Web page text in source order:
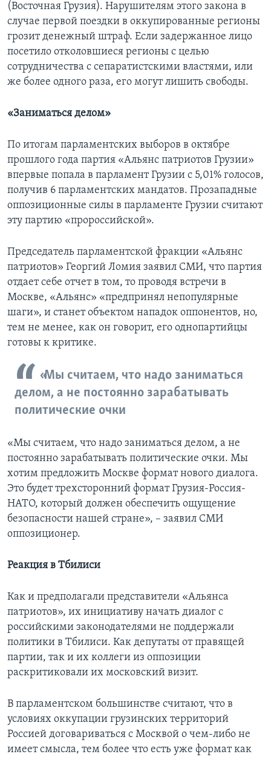
(Восточная Грузия). Нарушителям этого закона в
случае первой поездки в оккупированные регионы
грозит денежный штраф. Если задержанное лицо
посетило отколовшиеся регионы с целью
сотрудничества с сепаратистскими властями, или
же более одного раза, его могут лишить свободы.
«Заниматься делом»
По итогам парламентских выборов в октябре
прошлого года партия «Альянс патриотов Грузии»
впервые попала в парламент Грузии с 5,01% голосов,
получив 6 парламентских мандатов. Прозападные
оппозиционные силы в парламенте Грузии считают
эту партию «пророссийской».
П­­­редседатель парламентской фракции «Альянс
патриотов» Георгий Ломия заявил СМИ, что партия
отдает себе отчет в том, то проводя встречи в
Москве, «Альянс» «предпринял непопулярные
шаги», и станет объектом нападок оппонентов, но,
тем не менее, как он говорит, его однопартийцы
готовы к критике.
«Мы считаем, что надо заниматься
делом, а не постоянно зарабатывать
политические очки
«Мы считаем, что надо заниматься делом, а не
постоянно зарабатывать политические очки. Мы
хотим предложить Москве формат нового диалога.
Это будет трехсторонний формат Грузия-Россия-
НАТО, который должен обеспечить ощущение
безопасности нашей стране», – заявил СМИ
оппозиционер.
Реакция в Тбилиси
Как и предполагали представители «Альянса
патриотов», их инициативу начать диалог с
российскими законодателями не поддержали
политики в Тбилиси. Как депутаты от правящей
партии, так и их коллеги из оппозиции
раскритиковали их московский визит.
В парламентском большинстве считают, что в
условиях оккупации грузинских территорий
Россией договариваться с Москвой о чем-либо не
имеет смысла, тем более что есть уже формат как